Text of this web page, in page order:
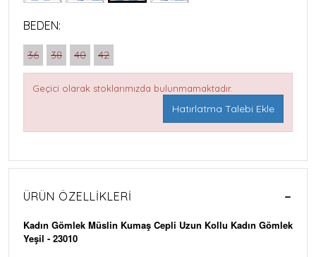
BEDEN:
36 38 40 42
Geçici olarak stoklarımızda bulunmamaktadır.
Hatırlatma Talebi Ekle
ÜRÜN ÖZELLIKLERI
Kadın Gömlek Müslin Kumaş Cepli Uzun Kollu Kadın Gömlek
Yeşil - 23010